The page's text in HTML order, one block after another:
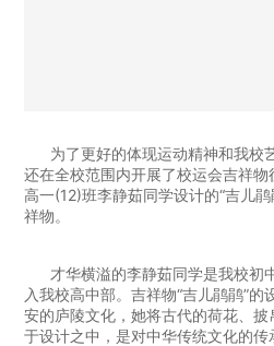
为了更好的体现运动精神和我校
还在全校范围内开展了校运会吉祥物
高一(12)班李静茹同学设计的“吉儿
祥物。
才华横溢的李静茹同学是我校初
入我校高中部。吉祥物“吉儿鹃鹃”
安的庐陵文化，她将古代的荷花、
于设计之中，是对中华传统文化的